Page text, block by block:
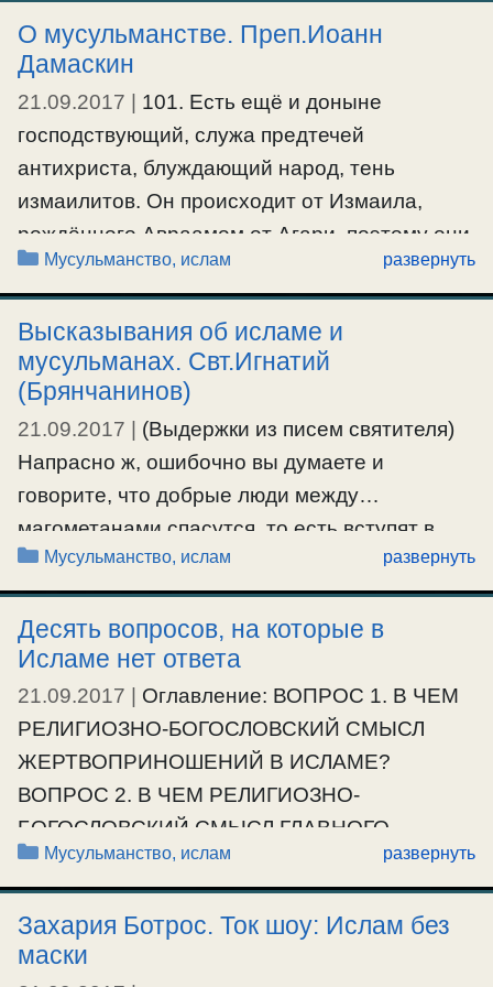
конфронтации по сему вопросу. Будучи
неспособными достигнуть сего, они
попытались опять склонить нас хотя бы к …
Ещё…
#мусульмане
О мусульманстве. Преп.Иоанн
Дамаскин
21.09.2017
101. Есть ещё и доныне
господствующий, служа предтечей
антихриста, блуждающий народ, тень
измаилитов. Он происходит от Измаила,
рождённого Авраамом от Агари, поэтому они
называются агарянами и измаилитами.
Сарацинами же их называют от слов
«Саррас кеноус», потому что Агарь сказала
ангелу: «Сарра кенен ме апелусен» (Сарра
отпустила меня пустой). Они идолослужили и
поклонялись утренней звезде и …
Ещё…
#мусульмане
Рубрики
Мусульманство, ислам развернуть
Высказывания об исламе и
мусульманах. Свт.Игнатий
(Брянчанинов)
21.09.2017 | (Выдержки из писем святителя)
Напрасно ж, ошибочно вы думаете и
говорите, что добрые люди между…
магометанами спасутся, то есть вступят в
общение с Богом! напрасно вы смотрите на
противную тому мысль как бы на новизну, как
бы на вкравшееся заблуждение! Нет! таково
постоянное учение истинной Церкви, и
Ветхозаветной, и Новозаветной. Церковь
всегда признавала, что одно …
Ещё…
#мусульмане
Рубрики
Мусульманство, ислам развернуть
Десять вопросов, на которые в
Исламе нет ответа
21.09.2017
Оглавление: ВОПРОС 1. В ЧЕМ
РЕЛИГИОЗНО-БОГОСЛОВСКИЙ СМЫСЛ
ЖЕРТВОПРИНОШЕНИЙ В ИСЛАМЕ?
ВОПРОС 2. В ЧЕМ РЕЛИГИОЗНО-
БОГОСЛОВСКИЙ СМЫСЛ ГЛАВНОГО
МУСУЛЬМАНСКОГО ПРАЗДНИКА КУРБАН
БАЙРАМ? ВОПРОС 3. ЧТО ТАКОЕ «БОГ
СПАСЕНИЯ»? (ПСАЛОМ 24, СТИХ 5)
ВОПРОС 4. ПОЧЕМУ ЛЮДИ БОЛЕЮТ И
Рубрики
Мусульманство, ислам развернуть
Захария Ботрос. Ток шоу: Ислам без
маски